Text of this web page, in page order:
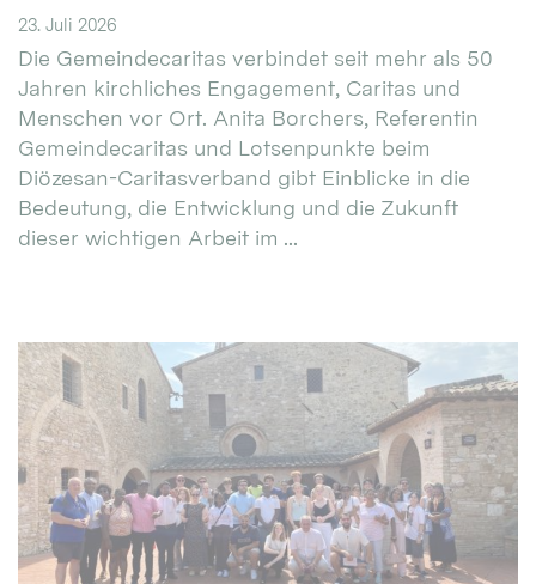
23. Juli 2026
Die Gemeindecaritas verbindet seit mehr als 50
Jahren kirchliches Engagement, Caritas und
Menschen vor Ort. Anita Borchers, Referentin
Gemeindecaritas und Lotsenpunkte beim
Diözesan-Caritasverband gibt Einblicke in die
Bedeutung, die Entwicklung und die Zukunft
dieser wichtigen Arbeit im ...